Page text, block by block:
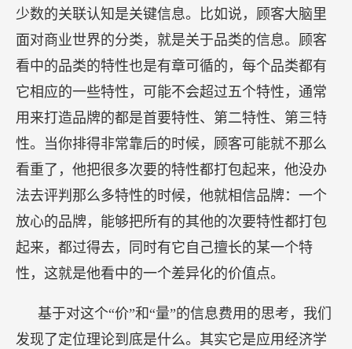
少数的关联认知是关键信息。比如说，顾客大脑里
面对商业世界的分类，就是关于品类的信息。顾客
看中的品类的特性也是有章可循的，每个品类都有
它相应的一些特性，可能不会超过五个特性，通常
用来打造品牌的都是首要特性、第二特性、第三特
性。当你排得非常靠后的时候，顾客可能就不那么
看重了，他把很多次要的特性都打包起来，他没办
法去评判那么多特性的时候，他就相信品牌：一个
放心的品牌，能够把所有的其他的次要特性都打包
起来，都过得去，同时有它自己擅长的某一个特
性，这就是他看中的一个差异化的价值点。
基于对这个“价”和“量”的信息费用的思考，我们
发现了定位理论到底是什么。其实它是应用经济学